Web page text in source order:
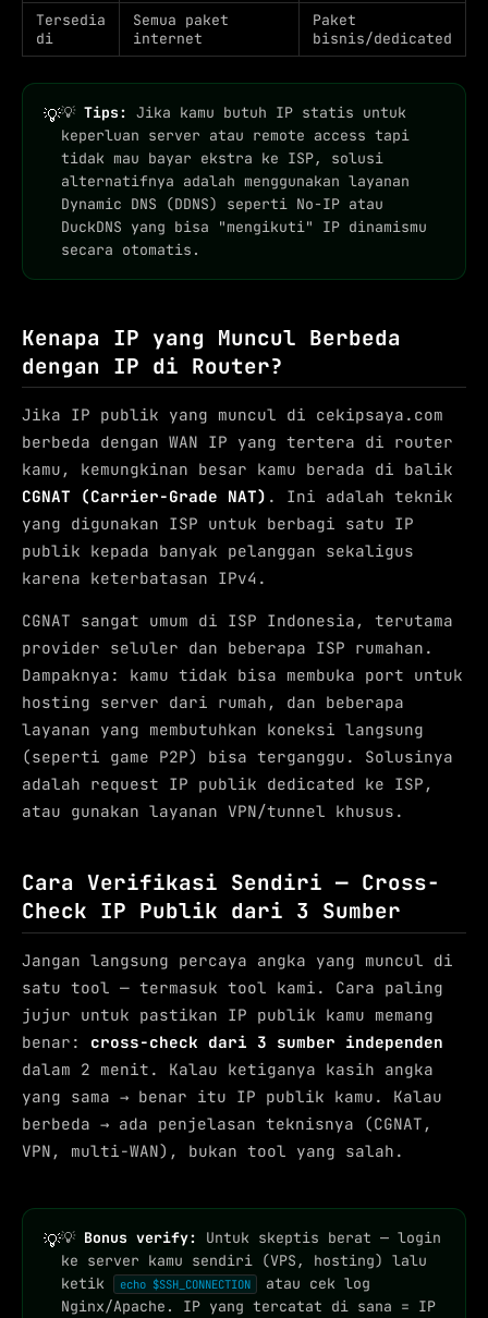
Tersedia
di
Semua paket
internet
Paket
bisnis/dedicated
💡💡Tips: Jika kamu butuh IP statis untuk
keperluan server atau remote access tapi
tidak mau bayar ekstra ke ISP, solusi
alternatifnya adalah menggunakan layanan
Dynamic DNS (DDNS) seperti No-IP atau
DuckDNS yang bisa "mengikuti" IP dinamismu
secara otomatis.
Kenapa IP yang Muncul Berbeda
dengan IP di Router?
Jika IP publik yang muncul di cekipsaya.com
berbeda dengan WAN IP yang tertera di router
kamu, kemungkinan besar kamu berada di balik
CGNAT (Carrier-Grade NAT) . Ini adalah teknik
yang digunakan ISP untuk berbagi satu IP
publik kepada banyak pelanggan sekaligus
karena keterbatasan IPv4.
CGNAT sangat umum di ISP Indonesia, terutama
provider seluler dan beberapa ISP rumahan.
Dampaknya: kamu tidak bisa membuka port untuk
hosting server dari rumah, dan beberapa
layanan yang membutuhkan koneksi langsung
(seperti game P2P) bisa terganggu. Solusinya
adalah request IP publik dedicated ke ISP,
atau gunakan layanan VPN/tunnel khusus.
Cara Verifikasi Sendiri — Cross-
Check IP Publik dari 3 Sumber
Jangan langsung percaya angka yang muncul di
satu tool — termasuk tool kami. Cara paling
jujur untuk pastikan IP publik kamu memang
benar: cross-check dari 3 sumber independen
dalam 2 menit. Kalau ketiganya kasih angka
yang sama → benar itu IP publik kamu. Kalau
berbeda → ada penjelasan teknisnya (CGNAT,
VPN, multi-WAN), bukan tool yang salah.
💡💡 Bonus verify:
Untuk skeptis berat — login
ke server kamu sendiri (VPS, hosting) lalu
ketik echo $SSH_CONNECTION
atau cek log
Nginx/Apache. IP yang tercatat di sana = IP